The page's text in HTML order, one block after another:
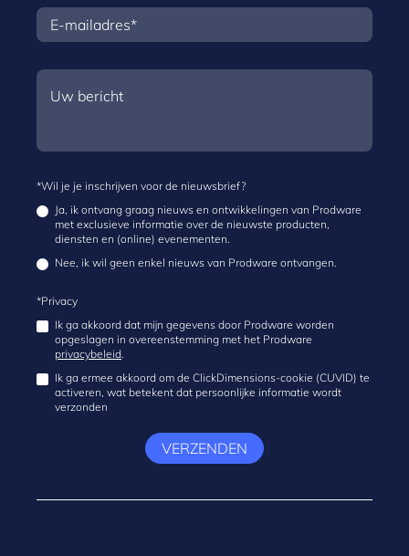
*Wil je je inschrijven voor de nieuwsbrief?
Ja, ik ontvang graag nieuws en ontwikkelingen van Prodware
met exclusieve informatie over de nieuwste producten,
diensten en (online) evenementen.
Nee, ik wil geen enkel nieuws van Prodware ontvangen.
*Privacy
Ik ga akkoord dat mijn gegevens door Prodware worden
opgeslagen in overeenstemming met het Prodware
privacybeleid
Ik ga ermee akkoord om de ClickDimensions-cookie (CUVID) te
activeren, wat betekent dat persoonlijke informatie wordt
verzonden
VERZENDEN